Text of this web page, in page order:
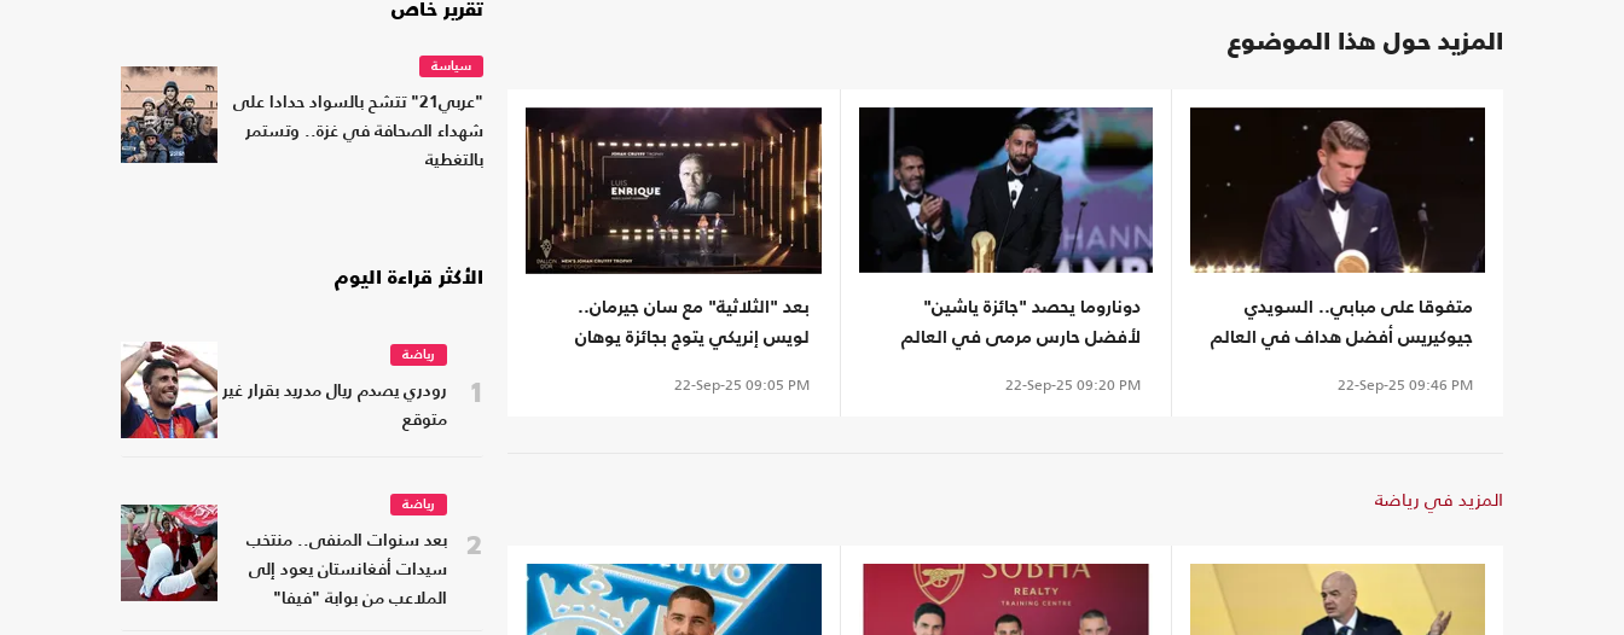
المزيد حول هذا الموضوع
متفوقا على مبابي.. السويدي
جيوكيريس أفضل هداف في العالم
22-Sep-25 09:46 PM
دوناروما يحصد "جائزة ياشين"
لأفضل حارس مرمى في العالم
22-Sep-25 09:20 PM
بعد "الثلاثية" مع سان جيرمان..
لويس إنريكي يتوج بجائزة يوهان
22-Sep-25 09:05 PM
المزيد في رياضة
تقرير خاص
سياسة
"عربي21" تتشح بالسواد حدادا على
شهداء الصحافة في غزة.. وتستمر
بالتغطية
الأكثر قراءة اليوم
1
رياضة
رودري يصدم ريال مدريد بقرار غير
متوقع
2
رياضة
بعد سنوات المنفى.. منتخب
سيدات أفغانستان يعود إلى
الملاعب من بوابة "فيفا"